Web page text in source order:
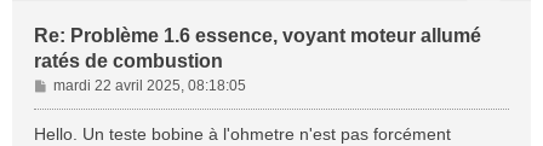
Re: Problème 1.6 essence, voyant moteur allumé
ratés de combustion
M
e
mardi 22 avril 2025, 08:18:05
Hello. Un teste bobine à l'ohmetre n'est pas forcément